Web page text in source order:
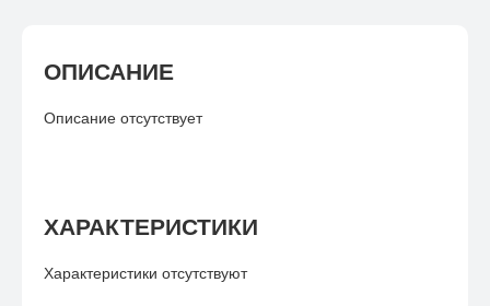
ОПИСАНИЕ
Описание отсутствует
ХАРАКТЕРИСТИКИ
Характеристики отсутствуют